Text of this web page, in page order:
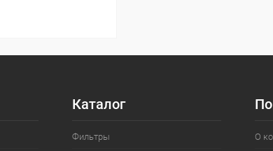
Каталог
Фильтры О